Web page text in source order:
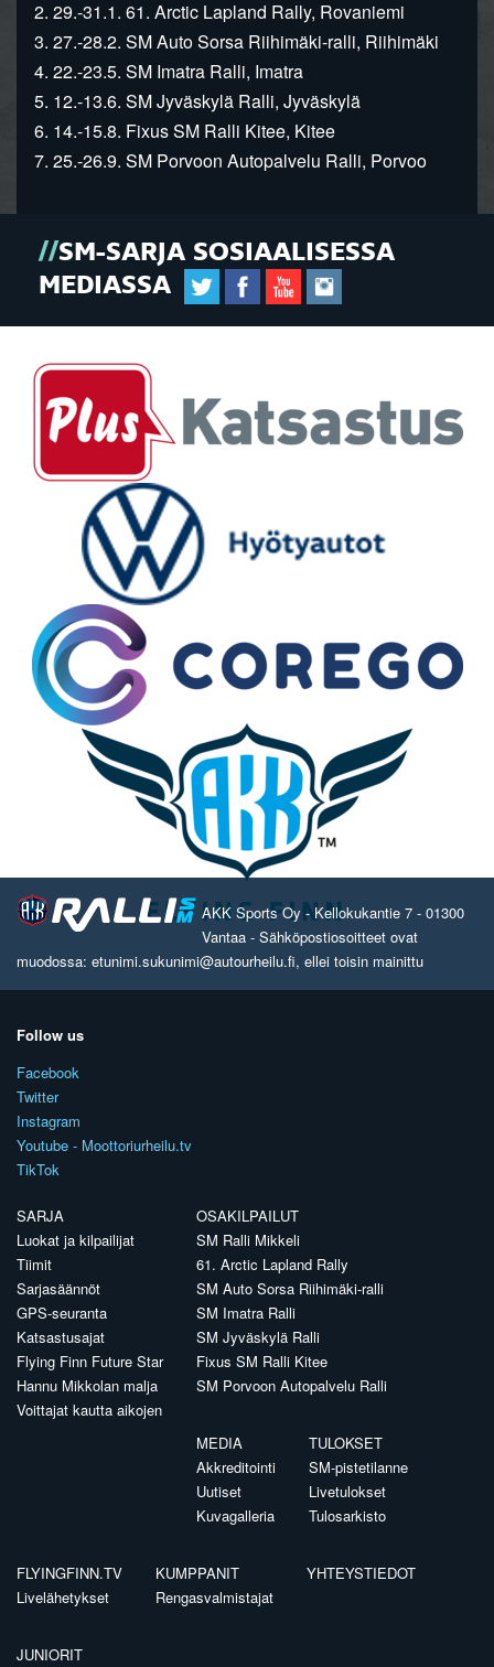
2. 29.-31.1. 61. Arctic Lapland Rally, Rovaniemi
3. 27.-28.2. SM Auto Sorsa Riihimäki-ralli, Riihimäki
4. 22.-23.5. SM Imatra Ralli, Imatra
5. 12.-13.6. SM Jyväskylä Ralli, Jyväskylä
6. 14.-15.8. Fixus SM Ralli Kitee, Kitee
7. 25.-26.9. SM Porvoon Autopalvelu Ralli, Porvoo
SM-SARJA SOSIAALISESSA
MEDIASSA
AKK Sports Oy - Kellokukantie 7 - 01300
Vantaa - Sähköpostiosoitteet ovat
muodossa: etunimi.sukunimi@autourheilu.fi, ellei toisin mainittu
Follow us
Facebook
Twitter
Instagram
Youtube - Moottoriurheilu.tv
TikTok
SARJA
Luokat ja kilpailijat
Tiimit
Sarjasäännöt
GPS-seuranta
Katsastusajat
Flying Finn Future Star
Hannu Mikkolan malja
Voittajat kautta aikojen
OSAKILPAILUT
SM Ralli Mikkeli
61. Arctic Lapland Rally
SM Auto Sorsa Riihimäki-ralli
SM Imatra Ralli
SM Jyväskylä Ralli
Fixus SM Ralli Kitee
SM Porvoon Autopalvelu Ralli
MEDIA
Akkreditointi
Uutiset
Kuvagalleria
TULOKSET
SM-pistetilanne
Livetulokset
Tulosarkisto
FLYINGFINN.TV
Livelähetykset
KUMPPANIT
Rengasvalmistajat
YHTEYSTIEDOT
JUNIORIT